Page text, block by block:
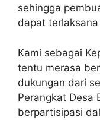
sehingga
dapat
Kami sebagai
tentu merasa
dukungan dari
Perangkat Desa
berpartisipasi